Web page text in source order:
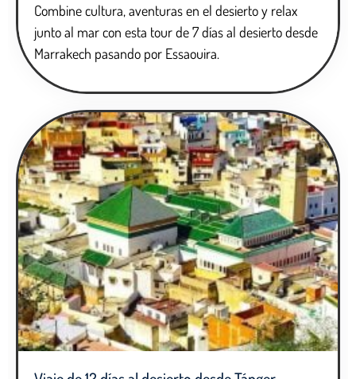
Combine cultura, aventuras en el desierto y relax
junto al mar con esta tour de 7 días al desierto desde
Marrakech pasando por Essaouira.